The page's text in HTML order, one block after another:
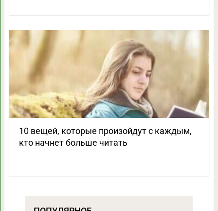
10 вещей, которые произойдут с каждым,
кто начнет больше читать